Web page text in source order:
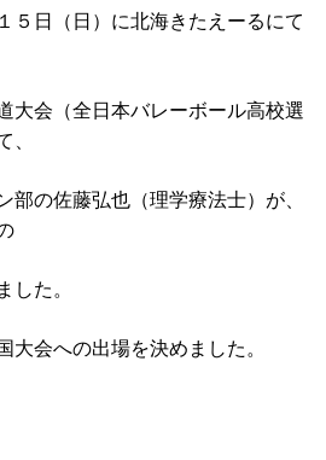
検査
動作解析
ヌス療法
５日（日）に北海きたえーるにて
大会（全日本バレーボール高校選
、
部の佐藤弘也（理学療法士）が、
した。
大会への出場を決めました。